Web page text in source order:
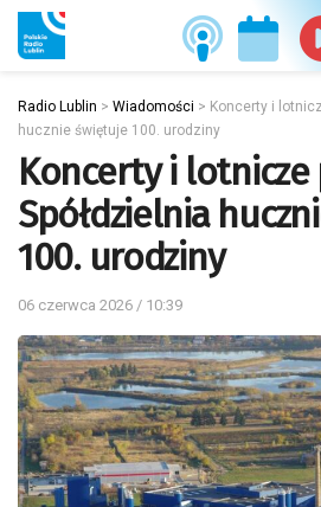
Radio Lublin > Wiadomości > Koncerty i
hucznie świętuje 100. urodziny
Koncerty i lotnicze
Spółdzielnia
100. urodziny
06 czerwca 2026 / 10:39